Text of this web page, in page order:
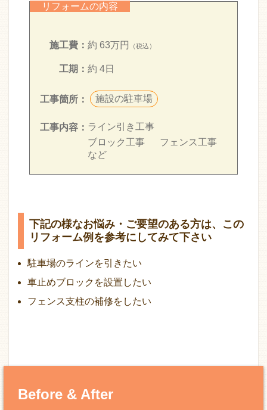
リフォームの内容
施工費： 約 63万円 （税込）
工期： 約 4日
工事箇所： 施設の駐車場
工事内容： ライン引き工事
ブロック工事
フェンス工事
など
下記の様なお悩み・ご要望のある方は、この
リフォーム例を参考にしてみて下さい
駐車場のラインを引きたい
車止めブロックを設置したい
フェンス支柱の補修をしたい
Before & After